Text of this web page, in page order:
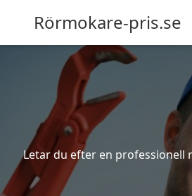
Rörmokare-pris.se
Letar du efter en professionell